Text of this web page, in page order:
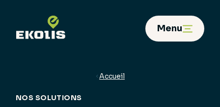
Menu
Accueil
NOS SOLUTIONS